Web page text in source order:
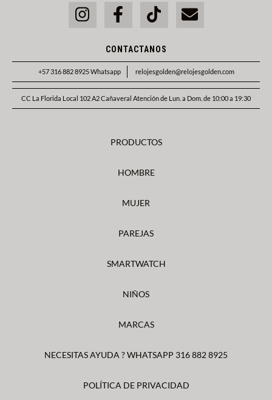
CONTACTANOS
+57 316 882 8925 Whatsapp relojesgolden@relojesgolden.com
CC La Florida Local 102 A2 Cañaveral Atención de Lun. a Dom. de 10:00 a 19:30
PRODUCTOS
HOMBRE
MUJER
PAREJAS
SMARTWATCH
NIÑOS
MARCAS
NECESITAS AYUDA ? WHATSAPP 316 882 8925
POLÍTICA DE PRIVACIDAD